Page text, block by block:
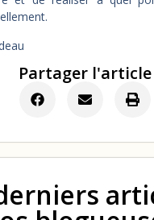
Partager l'article